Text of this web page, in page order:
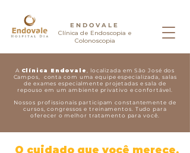
ENDOVALE
Clínica de Endoscopia e
Colonoscopia
A Clínica Endovale
, localizada em São José dos
Campos, conta com uma equipe especializada, salas
de exames especialmente projetadas e sala de
repouso em um ambiente privativo e confortável.​
Nossos profissionais participam constantemente de
cursos, congressos e treinamentos. Tudo para
oferecer o melhor tratamento para você.
O cuidado que você merece,